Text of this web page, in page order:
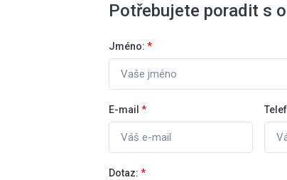
Potřebujete poradit s
Jméno: *
E-mail *
Dotaz: *